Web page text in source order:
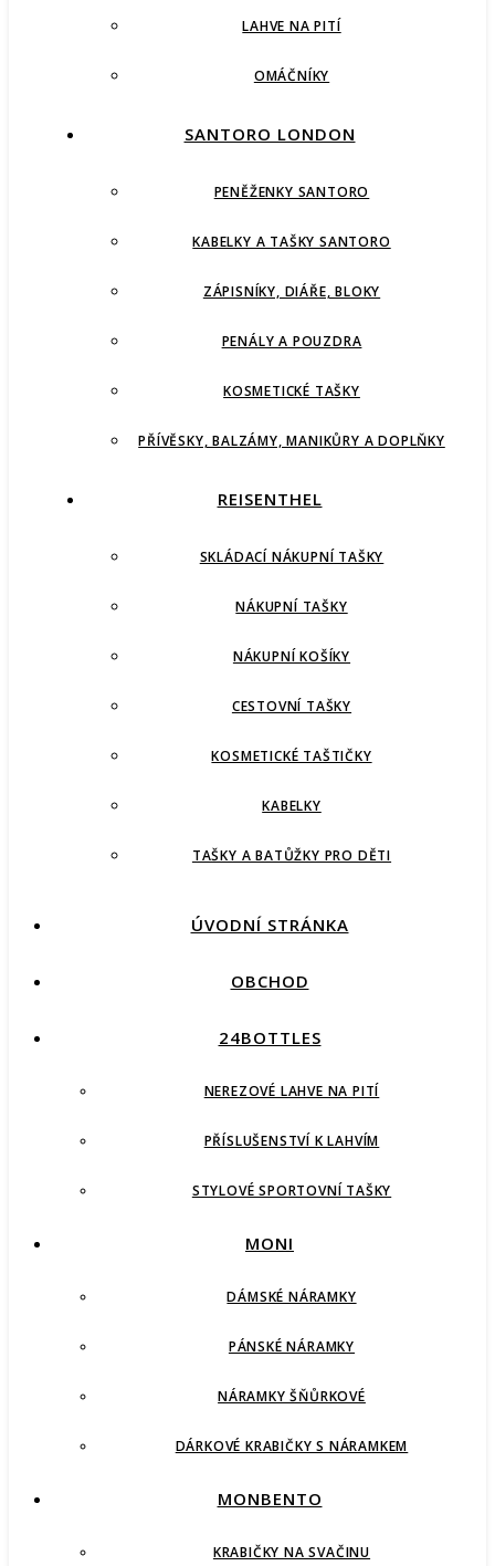
LAHVE NA PITÍ
OMÁČNÍKY
SANTORO LONDON
PENĚŽENKY SANTORO
KABELKY A TAŠKY SANTORO
ZÁPISNÍKY, DIÁŘE, BLOKY
PENÁLY A POUZDRA
KOSMETICKÉ TAŠKY
PŘÍVĚSKY, BALZÁMY, MANIKŮRY A DOPLŇKY
REISENTHEL
SKLÁDACÍ NÁKUPNÍ TAŠKY
NÁKUPNÍ TAŠKY
NÁKUPNÍ KOŠÍKY
CESTOVNÍ TAŠKY
KOSMETICKÉ TAŠTIČKY
KABELKY
TAŠKY A BATŮŽKY PRO DĚTI
ÚVODNÍ STRÁNKA
OBCHOD
24BOTTLES
NEREZOVÉ LAHVE NA PITÍ
PŘÍSLUŠENSTVÍ K LAHVÍM
STYLOVÉ SPORTOVNÍ TAŠKY
MONI
DÁMSKÉ NÁRAMKY
PÁNSKÉ NÁRAMKY
NÁRAMKY ŠŇŮRKOVÉ
DÁRKOVÉ KRABIČKY S NÁRAMKEM
MONBENTO
KRABIČKY NA SVAČINU